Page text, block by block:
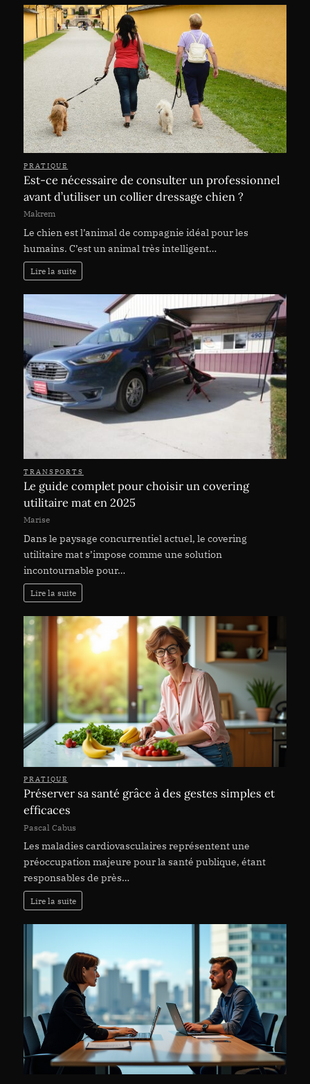
PRATIQUE
Est-ce nécessaire de consulter un professionnel
avant d’utiliser un collier dressage chien ?
Makrem
Le chien est l’animal de compagnie idéal pour les
humains. C’est un animal très intelligent…
Lire la suite
TRANSPORTS
Le guide complet pour choisir un covering
utilitaire mat en 2025
Marise
Dans le paysage concurrentiel actuel, le covering
utilitaire mat s’impose comme une solution
incontournable pour…
Lire la suite
PRATIQUE
Préserver sa santé grâce à des gestes simples et
efficaces
Pascal Cabus
Les maladies cardiovasculaires représentent une
préoccupation majeure pour la santé publique, étant
responsables de près…
Lire la suite